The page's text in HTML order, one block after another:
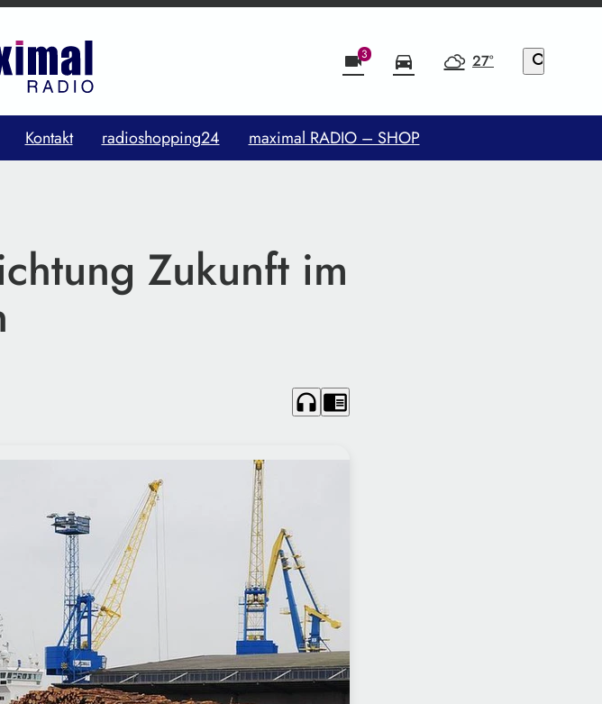
videocam3 directions_car 27° search
Kontakt radioshopping24 maximal RADIO – SHOP
Zukunft im
headphones chrome_reader_mode